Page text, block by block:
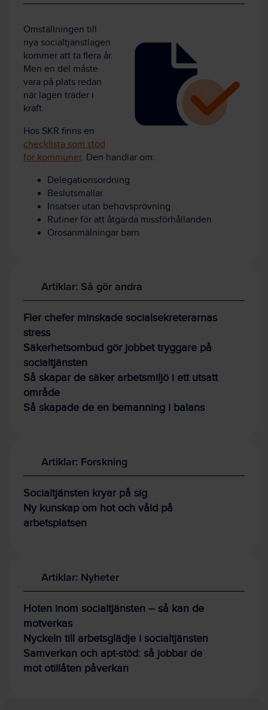
Omställningen till
nya socialtjänstlagen
kommer att ta flera år.
Men en del måste
vara på plats redan
när lagen träder i
kraft.
Hos SKR finns en
checklista som stöd
för kommuner. Den handlar om:
Delegationsordning
Beslutsmallar
Insatser utan behovsprövning
Rutiner för att åtgärda missförhållanden
Orosanmälningar barn
Artiklar: Så gör andra
Fler chefer minskade socialsekreterarnas
stress
Säkerhetsombud gör jobbet tryggare på
socialtjänsten
Så skapar de säker arbetsmiljö i ett utsatt
område
Så skapade de en bemanning i balans
Artiklar: Forskning
Socialtjänsten kryar på sig
Ny kunskap om hot och våld på
arbetsplatsen
Artiklar: Nyheter
Hoten inom socialtjänsten – så kan de
motverkas
Nyckeln till arbetsglädje i socialtjänsten
Samverkan och apt-stöd: så jobbar de
mot otillåten påverkan